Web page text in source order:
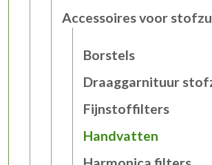
Accessoires voor
Borstels
Draaggarnituur
Fijnstoffilters
Handvatten